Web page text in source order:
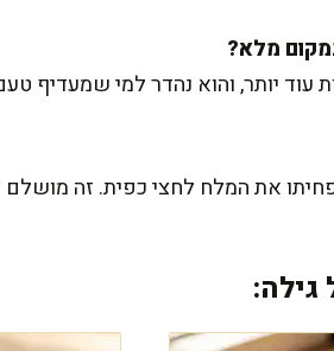
עוד יותר, והוא נהדר למי שמעדיף